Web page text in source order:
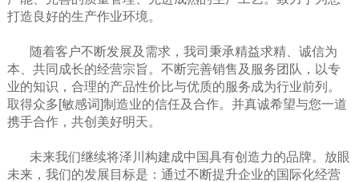
打造良好的生产作业环境。
随着客户不断发展及需求，我司秉承精益求精、诚信为
本、共同成长的经营宗旨。不断完善销售及服务团队，以专
业的知识，合理的产品性价比与优质的服务成为行业前列。
取得众多[敏感词]制造业的信任及合作。并真诚希望与您一道
携手合作，共创美好明天。
未来我们继续将泽川构建成中国具有创造力的品牌。放眼
未来，我们的发展目标是：通过不断提升企业的国际化经营